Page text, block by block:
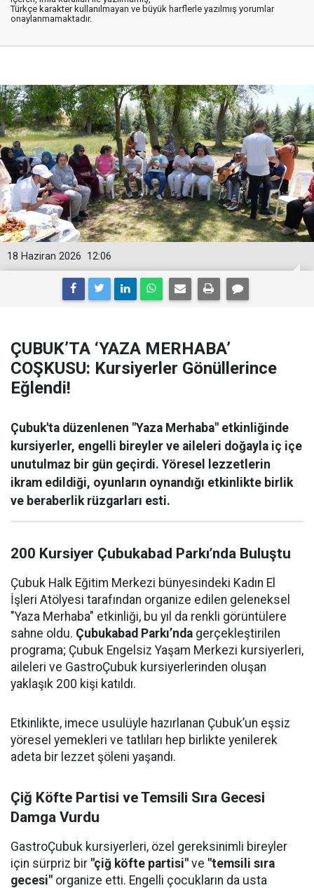
Türkçe karakter kullanılmayan ve büyük harflerle yazılmış yorumlar
onaylanmamaktadır.
12:06
18 Haziran 2026
ÇUBUK’TA ‘YAZA MERHABA’
COŞKUSU: Kursiyerler Gönüllerince
Eğlendi!
Çubuk'ta düzenlenen "Yaza Merhaba" etkinliğinde
kursiyerler, engelli bireyler ve aileleri doğayla iç içe
unutulmaz bir gün geçirdi. Yöresel lezzetlerin
ikram edildiği, oyunların oynandığı etkinlikte birlik
ve beraberlik rüzgarları esti.
200 Kursiyer Çubukabad Parkı’nda Buluştu
Çubuk Halk Eğitim Merkezi bünyesindeki Kadın El
İşleri Atölyesi tarafından organize edilen geleneksel
"Yaza Merhaba" etkinliği, bu yıl da renkli görüntülere
sahne oldu. Çubukabad Parkı’nda gerçekleştirilen
programa; Çubuk Engelsiz Yaşam Merkezi kursiyerleri,
aileleri ve GastroÇubuk kursiyerlerinden oluşan
yaklaşık 200 kişi katıldı.
Etkinlikte, imece usulüyle hazırlanan Çubuk’un eşsiz
yöresel yemekleri ve tatlıları hep birlikte yenilerek
adeta bir lezzet şöleni yaşandı.
Çiğ Köfte Partisi ve Temsili Sıra Gecesi
Damga Vurdu
GastroÇubuk kursiyerleri, özel gereksinimli bireyler
için sürpriz bir "çiğ köfte partisi" ve "temsili sıra
gecesi" organize etti. Engelli çocukların da usta